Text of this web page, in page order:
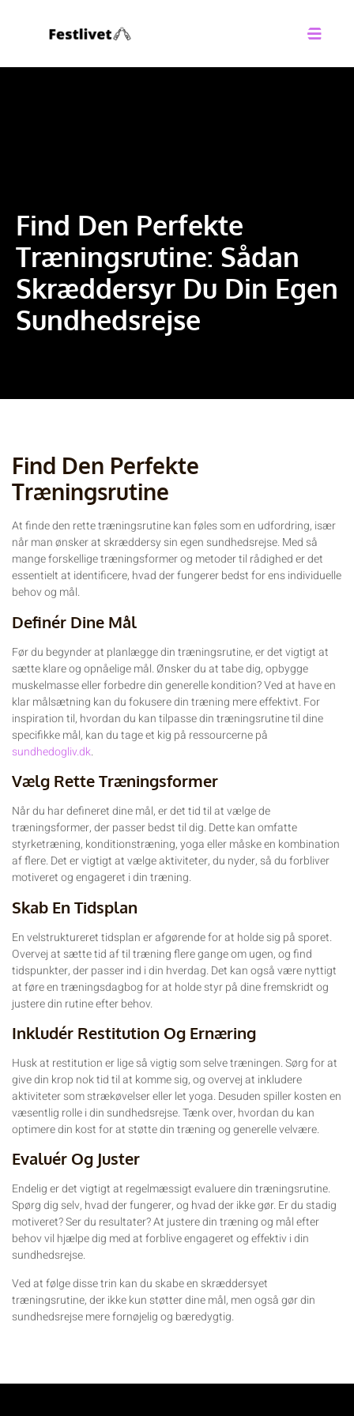
Find Den Perfekte
Træningsrutine: Sådan
Skræddersyr Du Din Egen
Sundhedsrejse
Find Den Perfekte
Træningsrutine
At finde den rette træningsrutine kan føles som en udfordring, især
når man ønsker at skræddersy sin egen sundhedsrejse. Med så
mange forskellige træningsformer og metoder til rådighed er det
essentielt at identificere, hvad der fungerer bedst for ens individuelle
behov og mål.
Definér Dine Mål
Før du begynder at planlægge din træningsrutine, er det vigtigt at
sætte klare og opnåelige mål. Ønsker du at tabe dig, opbygge
muskelmasse eller forbedre din generelle kondition? Ved at have en
klar målsætning kan du fokusere din træning mere effektivt. For
inspiration til, hvordan du kan tilpasse din træningsrutine til dine
specifikke mål, kan du tage et kig på ressourcerne på
sundhedogliv.dk.
Vælg Rette Træningsformer
Når du har defineret dine mål, er det tid til at vælge de
træningsformer, der passer bedst til dig. Dette kan omfatte
styrketræning, konditionstræning, yoga eller måske en kombination
af flere. Det er vigtigt at vælge aktiviteter, du nyder, så du forbliver
motiveret og engageret i din træning.
Skab En Tidsplan
En velstruktureret tidsplan er afgørende for at holde sig på sporet.
Overvej at sætte tid af til træning flere gange om ugen, og find
tidspunkter, der passer ind i din hverdag. Det kan også være nyttigt
at føre en træningsdagbog for at holde styr på dine fremskridt og
justere din rutine efter behov.
Inkludér Restitution Og Ernæring
Husk at restitution er lige så vigtig som selve træningen. Sørg for at
give din krop nok tid til at komme sig, og overvej at inkludere
aktiviteter som strækøvelser eller let yoga. Desuden spiller kosten en
væsentlig rolle i din sundhedsrejse. Tænk over, hvordan du kan
optimere din kost for at støtte din træning og generelle velvære.
Evaluér Og Juster
Endelig er det vigtigt at regelmæssigt evaluere din træningsrutine.
Spørg dig selv, hvad der fungerer, og hvad der ikke gør. Er du stadig
motiveret? Ser du resultater? At justere din træning og mål efter
behov vil hjælpe dig med at forblive engageret og effektiv i din
sundhedsrejse.
Ved at følge disse trin kan du skabe en skræddersyet
træningsrutine, der ikke kun støtter dine mål, men også gør din
sundhedsrejse mere fornøjelig og bæredygtig.